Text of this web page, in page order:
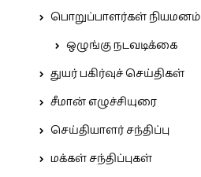
பொறுப்பாளர்கள் நியமனம்
ஒழுங்கு நடவடிக்கை
துயர் பகிர்வுச் செய்திகள்
சீமான் எழுச்சியுரை
செய்தியாளர் சந்திப்பு
மக்கள் சந்திப்புகள்